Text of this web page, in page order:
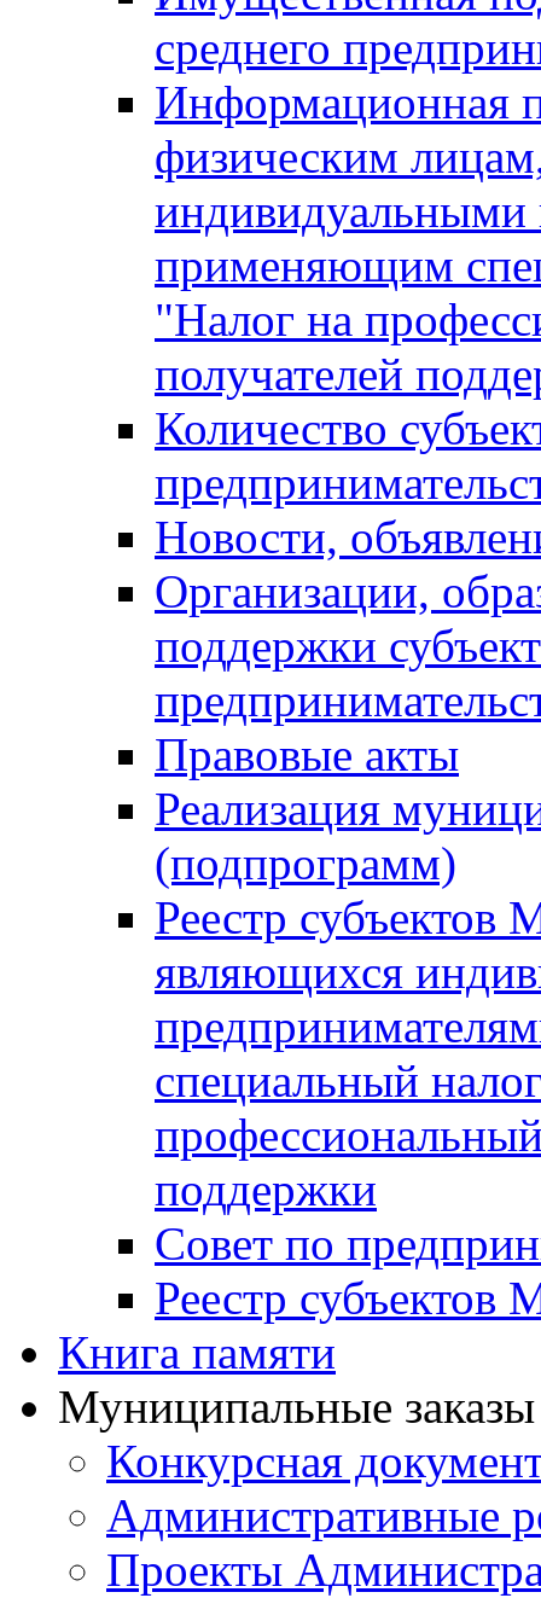
среднего
Информационная
физическим
индивидуальными
применяющим
"Налог на
получателей
Количество
Новости,
Организации,
поддержки
Правовые акты
Реализация
(подпрограмм)
Реестр
являющихся
специальный
поддержки
Совет по
Реестр
Книга памяти
Муниципальные
Конкурсная
Административные
Проекты